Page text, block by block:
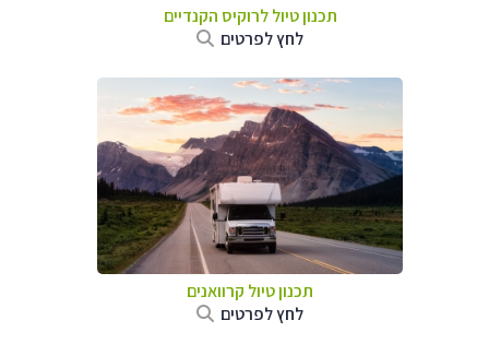
תכנון טיול לרוקיס הקנדיים
לחץ לפרטים
תכנון טיול קרוואנים
לחץ לפרטים